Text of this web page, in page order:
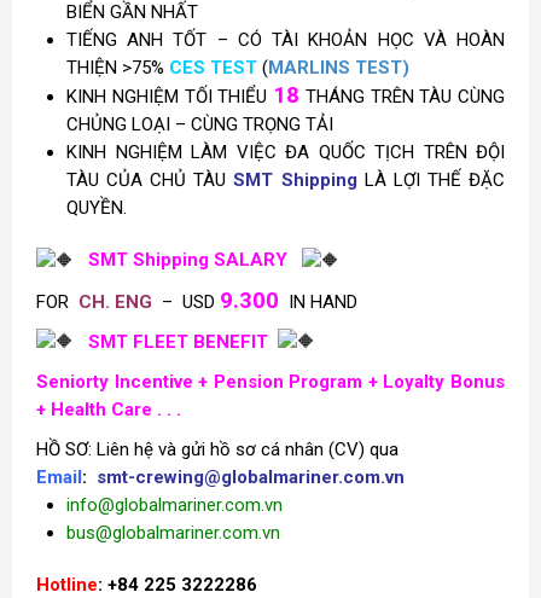
BIỂN GẦN NHẤT
TIẾNG ANH TỐT – CÓ TÀI KHOẢN HỌC VÀ HOÀN
THIỆN >75% CES TEST (MARLINS TEST)
KINH NGHIỆM TỐI THIỂU 18 THÁNG TRÊN TÀU CÙNG
CHỦNG LOẠI – CÙNG TRỌNG TẢI
KINH NGHIỆM LÀM VIỆC ĐA QUỐC TỊCH TRÊN ĐỘI
TÀU CỦA CHỦ TÀUSMT Shipping LÀ LỢI THẾ ĐẶC
QUYỀN.
SMT Shipping SALARY
FOR CH. ENG – USD 9.300 IN HAND
SMT FLEET BENEFIT
Seniorty Incentive + Pension Program + Loyalty Bonus
+ Health Care . . .
HỒ SƠ: Liên hệ và gửi hồ sơ cá nhân (CV) qua
Email: smt-crewing@globalmariner.com.vn
info@globalmariner.com.vn
bus@globalmariner.com.vn
Hotline: +84 225 3222286